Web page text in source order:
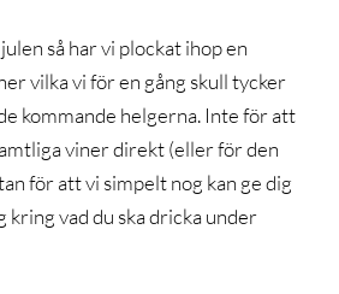
så har vi plockat ihop en
vilka vi för en gång skull tycker
kommande helgerna. Inte för att
viner direkt (eller för den
för att vi simpelt nog kan ge dig
kring vad du ska dricka under